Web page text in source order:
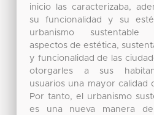
inicio las caracterizaba,
su funcionalidad y su
urbanismo sustentable
aspectos de estética,
y funcionalidad de las
otorgarles a sus
usuarios una mayor calidad
Por tanto, el urbanismo
es una nueva manera